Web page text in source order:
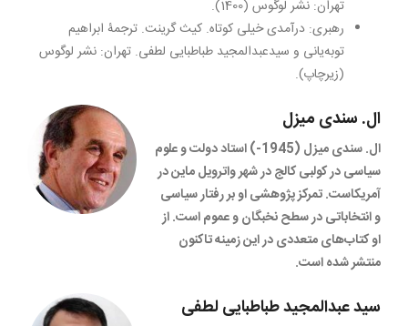
تهران: نشر لوگوس (1400).
رهبری: درآمدی خیلی کوتاه. کیث گرینت. ترجمۀ ابراهیم
توبه‌یانی و سیدعبدالمجید طباطبایی لطفی. تهران: نشر لوگوس
(زیرچاپ).
ال. سندی میزل
ال. سندی میزل (1945-) استاد دولت و علوم
سیاسی در کولبی کالج در شهر واترویل ماین در
آمریکاست. تمرکز پژوهشی او بر رفتار سیاسی
و انتخاباتی در سطح نخبگان و عموم است. از
او کتاب‌های متعددی در این زمینه تاکنون
منتشر شده است.
سید عبدالمجید طباطبایی لطفی